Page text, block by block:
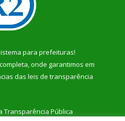
para prefeituras!
completa, onde garantimos em
das leis de transparência
Transparência Pública